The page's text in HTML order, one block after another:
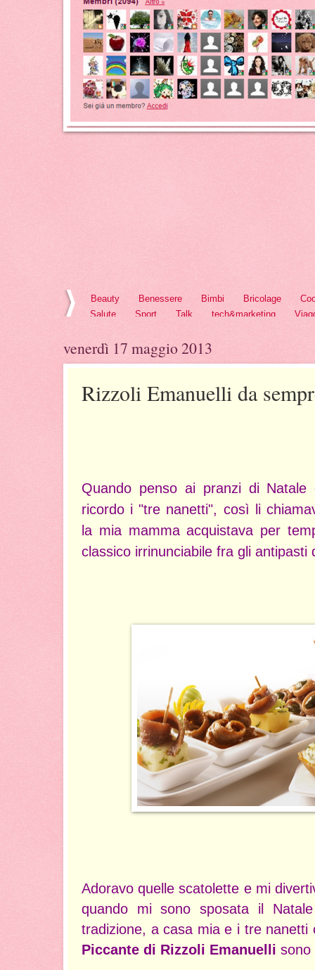
Beauty Benessere Bimbi Bricolage
Salute
Sport Talk tech&marketing
venerdì 17 maggio 2013
Rizzoli Emanuelli da
Quando penso ai pranzi di Natale
ricordo i "tre nanetti", così li
la mia mamma acquistava per
classico irrinunciabile fra gli antipasti
Adoravo quelle scatolette e mi
quando mi sono sposata il
tradizione, a casa mia e i tre nanetti
Piccante di Rizzoli Emanuelli sono